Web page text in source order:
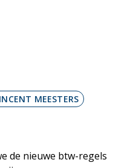
MEESTERS
de nieuwe btw-regels